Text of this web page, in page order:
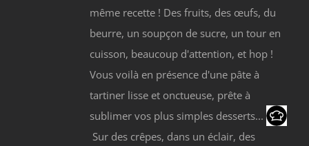
même recette ! Des fruits, des œufs, du
beurre, un soupçon de sucre, un tour en
cuisson, beaucoup d'attention, et hop !
Vous voilà en présence d'une pâte à
tartiner lisse et onctueuse, prête à
sublimer vos plus simples desserts...
Sur des crêpes, dans un éclair, des